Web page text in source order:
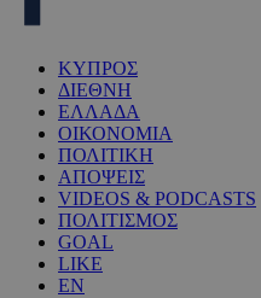
ΚΥΠΡΟΣ
ΔΙΕΘΝΗ
ΕΛΛΑΔΑ
ΟΙΚΟΝΟΜΙΑ
ΠΟΛΙΤΙΚΗ
ΑΠΟΨΕΙΣ
VIDEOS & PODCASTS
ΠΟΛΙΤΙΣΜΟΣ
GOAL
LIKE
EN